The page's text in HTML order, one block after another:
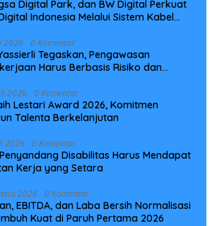
Digital Park, dan BW Digital Perkuat
Indonesia Melalui Sistem Kabel
2026 0 Komentar
Tegaskan, Pengawasan
Harus Berbasis Risiko dan
2026 0 Komentar
Lestari Award 2026, Komitmen
Talenta Berkelanjutan
2026 0 Komentar
Disabilitas Harus Mendapat
Kerja yang Setara
2026 0 Komentar
EBITDA, dan Laba Bersih Normalisasi
Kuat di Paruh Pertama 2026